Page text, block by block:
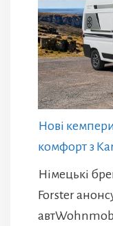
Нові
комфорт з
Німецькі
Forster